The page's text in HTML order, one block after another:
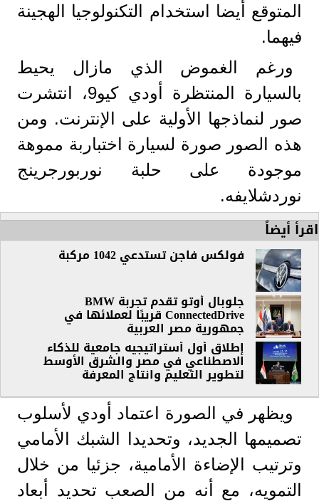
المتوقع أيضا استخدام التكنولوجيا الهجينة
فيهما.
ورغم الغموض الذي مازال يحيط
بالسيارة المنتظرة أودي كيو9، انتشرت
صور لنماذجها الأولية على الإنترنت. ومن
هذه الصور صورة لسيارة اختباربة مموهة
موجودة على حلبة نوربورجرينج
نوردشلايفه.
اقرأ أيضاً
فولكس فاجن تستدعي 1042 مركبة
جلوبال أوتو تقدم تجربة BMW
ConnectedDrive قريبًا لعملائها في
جمهورية مصر العربية
إطلاق أول أستراتيجيه جامعية للذكاء
الاصطناعي في مصر والشرق الأوسط
لتطوير التعليم وانتاج المعرفة
ويظهر في الصورة اعتماد أودي لأسلوب
تصميمها الجديد، وتحديدا الشبك الأمامي
وترتيب الإضاءة الأمامية، جزئيا من خلال
التمويه، مع أنه من الصعب تحديد أبعاد